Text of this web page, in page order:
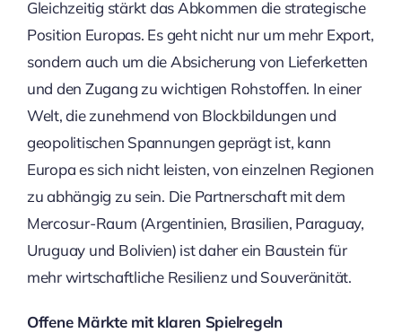
Gleichzeitig stärkt das Abkommen die strategische
Position Europas. Es geht nicht nur um mehr Export,
sondern auch um die Absicherung von Lieferketten
und den Zugang zu wichtigen Rohstoffen. In einer
Welt, die zunehmend von Blockbildungen und
geopolitischen Spannungen geprägt ist, kann
Europa es sich nicht leisten, von einzelnen Regionen
zu abhängig zu sein. Die Partnerschaft mit dem
Mercosur-Raum (Argentinien, Brasilien, Paraguay,
Uruguay und Bolivien) ist daher ein Baustein für
mehr wirtschaftliche Resilienz und Souveränität.
Offene Märkte mit klaren Spielregeln